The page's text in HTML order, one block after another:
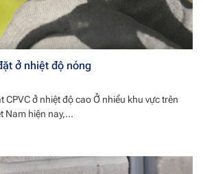
ở nhiệt độ nóng
CPVC ở nhiệt độ cao Ở nhiều khu vực trên
Nam hiện nay,...